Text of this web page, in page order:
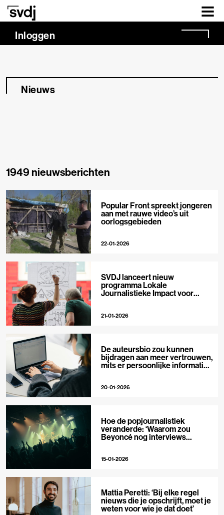
Naar hoofdinhoud
Inloggen
Nieuws
1949 nieuwsberichten
Popular Front spreekt jongeren
aan met rauwe video’s uit
oorlogsgebieden
22-01-2026
SVDJ lanceert nieuw
programma Lokale
Journalistieke Impact voor
21-01-2026
De auteursbio zou kunnen
bijdragen aan meer vertrouwen,
mits er persoonlijke informatie
20-01-2026
Hoe de popjournalistiek
veranderde: ‘Waarom zou
Beyoncé nog interviews
15-01-2026
Mattia Peretti: ‘Bij elke regel
nieuws die je opschrijft, moet je
weten voor wie je dat doet’